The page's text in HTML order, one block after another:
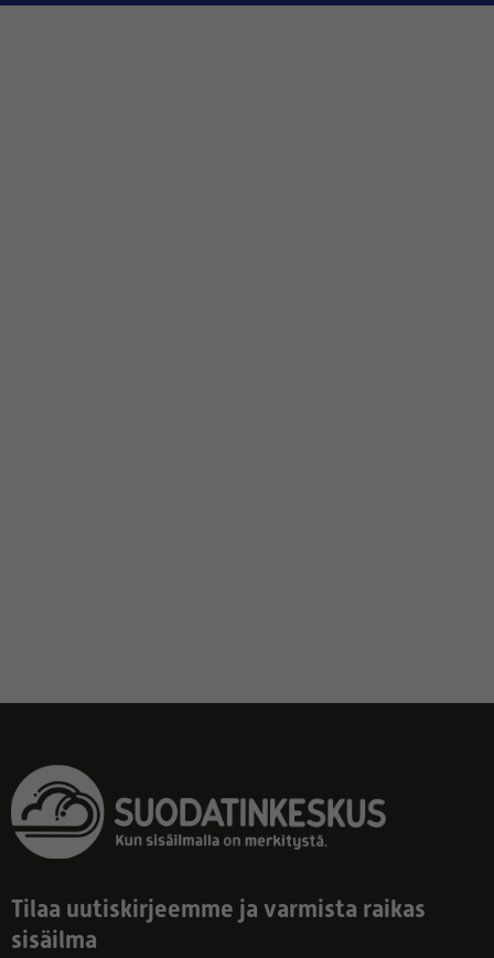
Tilaa uutiskirjeemme ja varmista raikas
sisäilma